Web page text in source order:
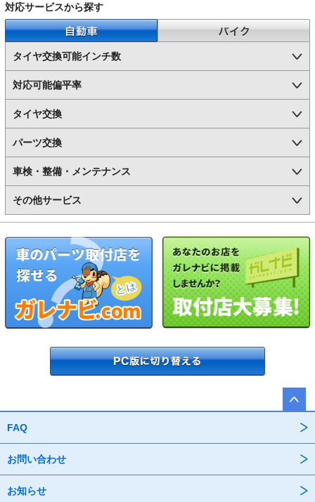
対応サービスから探す
自動車
バイク
タイヤ交換可能インチ数
対応可能偏平率
タイヤ交換
パーツ交換
車検・整備・メンテナンス
その他サービス
FAQ
お問い合わせ
お知らせ